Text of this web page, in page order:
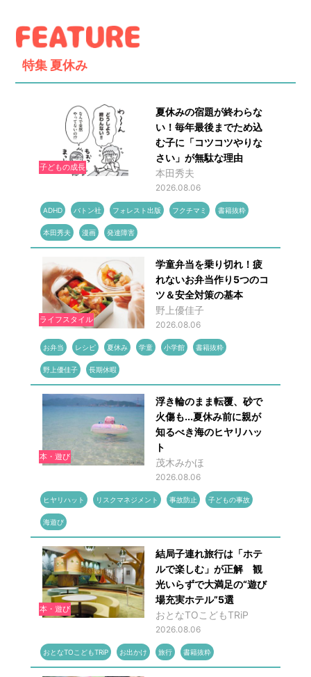
特集 夏休み
子どもの成長
夏休みの宿題が終わらな
い！毎年最後までため込
む子に「コツコツやりな
さい」が無駄な理由
本田秀夫
2026.08.06
ADHD バトン社 フォレスト出版 フクチマミ 書籍抜粋
本田秀夫 漫画 発達障害
ライフスタイル
学童弁当を乗り切れ！疲
れないお弁当作り5つのコ
ツ＆安全対策の基本
野上優佳子
2026.08.06
お弁当 レシピ 夏休み 学童 小学館 書籍抜粋
野上優佳子 長期休暇
本・遊び
浮き輪のまま転覆、砂で
火傷も...夏休み前に親が
知るべき海のヒヤリハッ
ト
茂木みかほ
2026.08.06
ヒヤリハット リスクマネジメント 事故防止 子どもの事故
海遊び
本・遊び
結局子連れ旅行は「ホテ
ルで楽しむ」が正解 観
光いらずで大満足の“遊び
場充実ホテル”5選
おとなTOこどもTRiP
2026.08.06
おとなTOこどもTRiP お出かけ 旅行 書籍抜粋